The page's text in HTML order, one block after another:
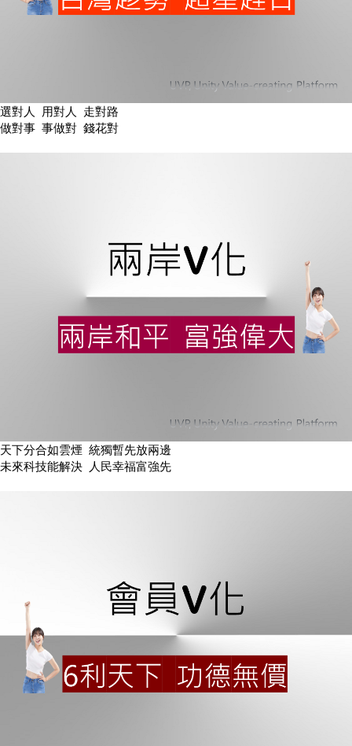
選對人 用對人 走對路
做對事 事做對 錢花對
天下分合如雲煙 統獨暫先放兩邊
未來科技能解決 人民幸福富強先